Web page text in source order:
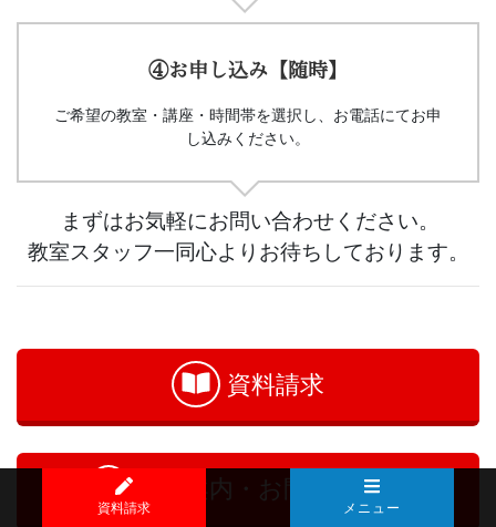
④お申し込み【随時】
ご希望の教室・講座・時間帯を選択し、お電話にてお申
し込みください。
まずはお気軽にお問い合わせください。
教室スタッフ一同心よりお待ちしております。
資料請求
教室案内・お問い合わせ
資料請求 メニュー